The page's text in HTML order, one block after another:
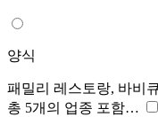
양식
패밀리 레스토랑, 바비
총 5개의 업종 포함…